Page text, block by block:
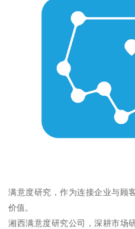
满意度研究，作为连接企业与顾
价值。
湘西满意度研究公司，深耕市场